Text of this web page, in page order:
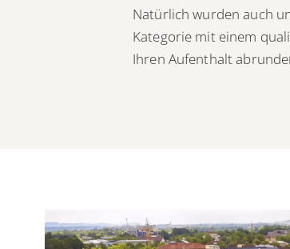
Natürlich wurden auch
Kategorie mit einem
Ihren Aufenthalt